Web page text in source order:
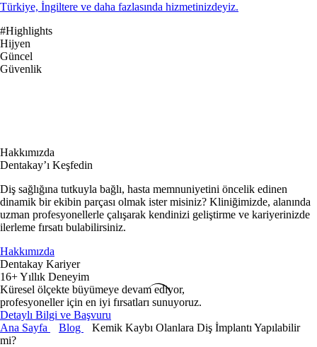
Türkiye, İngiltere ve daha fazlasında hizmetinizdeyiz.
#Highlights
Hijyen
Güncel
Güvenlik
Hakkımızda
Dentakay’ı Keşfedin
Diş sağlığına tutkuyla bağlı, hasta memnuniyetini öncelik edinen
dinamik bir ekibin parçası olmak ister misiniz? Kliniğimizde, alanında
uzman profesyonellerle çalışarak kendinizi geliştirme ve kariyerinizde
ilerleme fırsatı bulabilirsiniz.
Hakkımızda
Dentakay Kariyer
16+ Yıllık Deneyim
Küresel ölçekte büyümeye devam ediyor,
profesyoneller için en iyi fırsatları sunuyoruz.
Detaylı Bilgi ve Başvuru
Ana Sayfa
Blog
Kemik Kaybı Olanlara Diş İmplantı Yapılabilir
mi?